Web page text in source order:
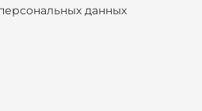
данных